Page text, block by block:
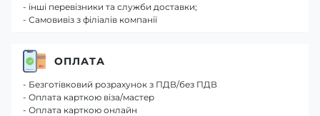
- інші перевізники та служби доставки;
- Самовивіз з філіалів компанії
ОПЛАТА
- Безготівковий розрахунок з ПДВ/без ПДВ
- Оплата карткою віза/мастер
- Оплата карткою онлайн